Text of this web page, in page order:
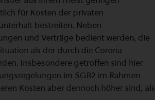
für Kosten der privaten
bestreiten. Neben
und Verträge bedient werden, die
als der durch die Corona-
Insbesondere getroffen sind hier
im SGB2 im Rahmen
Kosten aber dennoch höher sind, als